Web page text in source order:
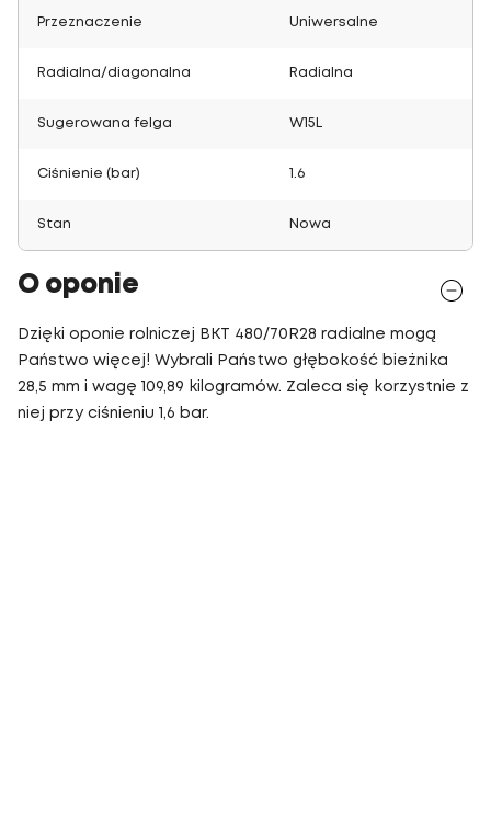
Przeznaczenie Uniwersalne
Radialna/diagonalna Radialna
Sugerowana felga W15L
Ciśnienie (bar) 1.6
Stan Nowa
O oponie
Dzięki oponie rolniczej BKT 480/70R28 radialne mogą
Państwo więcej! Wybrali Państwo głębokość bieżnika
28,5 mm i wagę 109,89 kilogramów. Zaleca się korzystnie z
niej przy ciśnieniu 1,6 bar.